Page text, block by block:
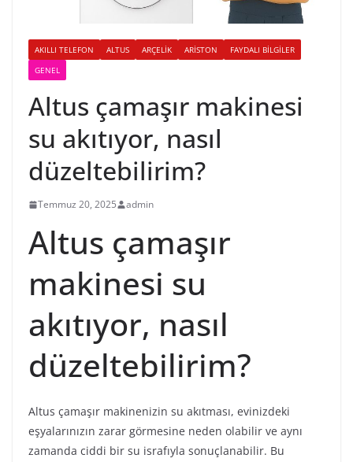
AKILLI TELEFON ALTUS ARÇELIK ARISTON
FAYDALI BILGILER
GENEL
Altus çamaşır makinesi
su akıtıyor, nasıl
düzeltebilirim?
Temmuz 20, 2025 admin
Altus çamaşır
makinesi su
akıtıyor, nasıl
düzeltebilirim?
Altus çamaşır makinenizin su akıtması, evinizdeki
eşyalarınızın zarar görmesine neden olabilir ve aynı
zamanda ciddi bir su israfıyla sonuçlanabilir. Bu